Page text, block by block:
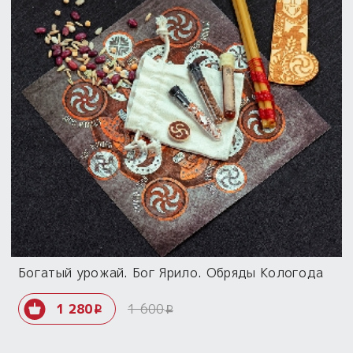
Богатый урожай. Бог Ярило. Обряды Кологода
1 280i 1 600i